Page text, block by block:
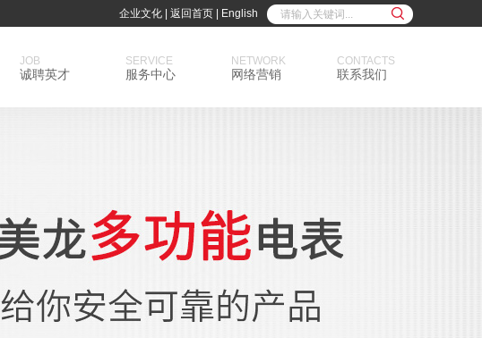
企业文化 返回首页 English
JOB
诚聘英才
SERVICE
服务中心
NETWORK
网络营销
CONTACTS
联系我们